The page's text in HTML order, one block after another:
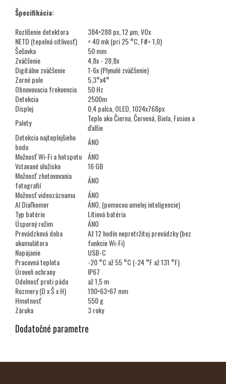
Špecifikácia:
Rozlíšenie detektora
384×288 px, 12 µm, VOx
NETD (tepelná citlivosť)
< 40 mk (pri 25 °C, F#= 1,0)
Šošovka
50 mm
Zväčšenie
4,8x - 28,8x
Digitálne zväčšenie
1-6x (Plynulé zväčšenie)
Zorné pole
5,3°x4°
Obnovovacia frekvencia
50 Hz
Detekcia
2500m
Displej
0,4 palca, OLED, 1024x768px
Palety
Teplo ako Čierna, Červená, Biela, Fusion a
ďalšie
Detekcia najteplejšieho
bodu
ÁNO
Možnosť Wi-Fi a hotspotu ÁNO
Vstavané úložisko
16 GB
Možnosť zhotovovania
fotografií
ÁNO
Možnosť videozáznamu
ÁNO
AI Diaľkomer
ÁNO, (pomocou umelej inteligencie)
Typ batérie
Lítiová batéria
Úsporný režim
ÁNO
Prevádzková doba
akumulátora
Až 12 hodín nepretržitej prevádzky (bez
funkcie Wi-Fi)
Napájanie
USB-C
Pracovná teplota
-20 °C až 55 °C (-24 °F až 131 °F)
Úroveň ochrany
IP67
Odolnosť proti pádu
až 1,5 m
Rozmery (D x Š x H)
190×63×67 mm
Hmotnosť
550 g
Záruka
3 roky
Dodatočné parametre
Z